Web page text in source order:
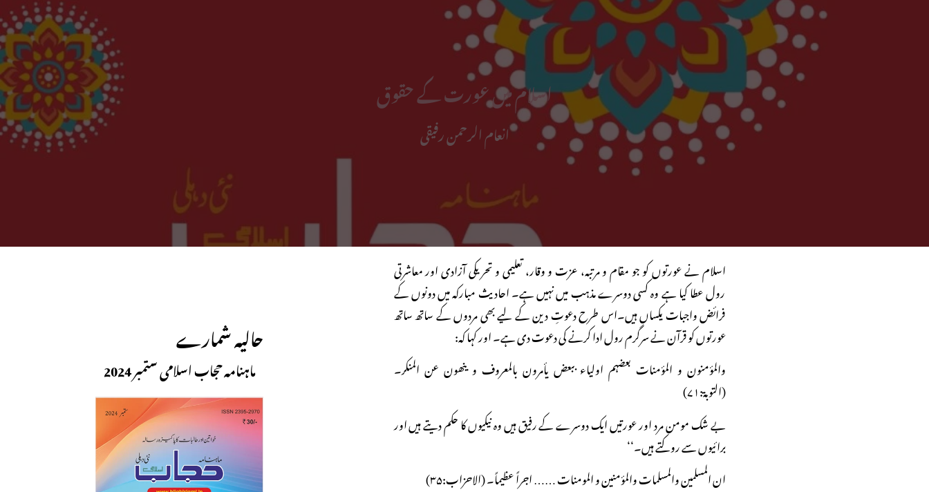
اسلام میں عورت کے حقوق
انعام الرحمن رفیقی
اسلام نے عورتوں کو جو مقام و مرتبہ، عزت و وقار، تعلیمی و تحریکی آزادی اور معاشرتی
رول عطا کیا ہے وہ کسی دوسرے مذہب میں نہیں ہے۔ احادیث مبارکہ میں دونوں کے
فرائض واجبات یکساں ہیں۔اس طرح دعوتِ دین کے لیے بھی مردوں کے ساتھ ساتھ
عورتوں کو قرآن نے سرگرم رول ادا کرنے کی دعوت دی ہے۔ اور کہا کہ:
والمؤمنون و المؤمنات بعضہم اولیاء ببعض یأمرون بالمعروف و ینھون عن المنکر۔
(التوبۃ:۷۱)
بے شک مومن مرد اور عورتیں ایک دوسرے کے رفیق ہیں وہ نیکیوں کا حکم دیتے ہیں اور
برائیوں سے روکتے ہیں۔‘‘
ان المسلمین والمسلمات والمؤمنین و المومنات …… اجراً عظیماً۔ (الاحزاب:۳۵)
حالیہ شمارے
ماہنامہ حجاب اسلامی ستمبر 2024